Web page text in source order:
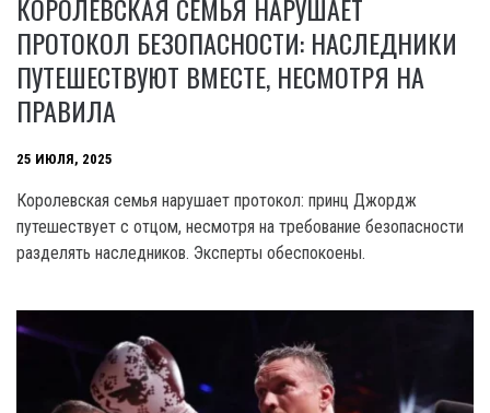
КОРОЛЕВСКАЯ СЕМЬЯ НАРУШАЕТ
ПРОТОКОЛ БЕЗОПАСНОСТИ: НАСЛЕДНИКИ
ПУТЕШЕСТВУЮТ ВМЕСТЕ, НЕСМОТРЯ НА
ПРАВИЛА
25 ИЮЛЯ, 2025
Королевская семья нарушает протокол: принц Джордж
путешествует с отцом, несмотря на требование безопасности
разделять наследников. Эксперты обеспокоены.